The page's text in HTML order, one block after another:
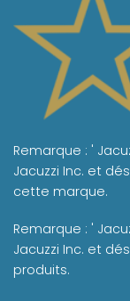
Remarque : '
Jacuzzi Inc. et
cette marque.
Remarque : '
Jacuzzi Inc. et
produits.